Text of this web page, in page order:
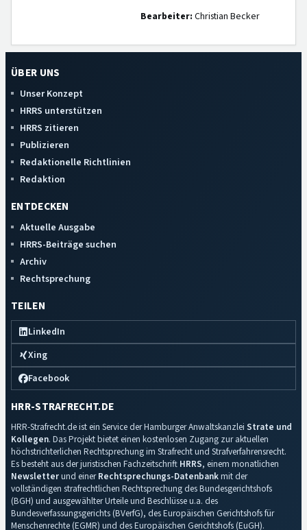
Bearbeiter: Christian Becker
ÜBER UNS
Unser Konzept
HRRS unterstützen
HRRS zitieren
Publizieren
Redaktionelle Richtlinien
Redaktion
ENTDECKEN
Aktuelle Ausgabe
HRRS-Beiträge suchen
Archiv
Rechtsprechung
TEILEN
LinkedIn
Xing
Facebook
HRR-STRAFRECHT.DE
HRR-Strafrecht.de ist ein Service der Hamburger Anwaltskanzlei Strate und
Kollegen. Das Projekt bietet einen kostenlosen Zugang zur aktuellen
höchstrichterlichen Rechtsprechung im Strafrecht und Strafverfahrensrecht.
Es besteht aus der juristischen Fachzeitschrift HRRS, einem monatlichen
Newsletterund einerRechtsprechungs-Datenbankmit der
vollständigen strafrechtlichen Rechtsprechung des Bundesgerichtshofs
(BGH) und ausgewählter Urteile und Beschlüsse u.a. des
Bundesverfassungsgerichts (BVerfG), des Europäischen Gerichtshofs für
Menschenrechte (EGMR) und des Europäischen Gerichtshofs (EuGH).